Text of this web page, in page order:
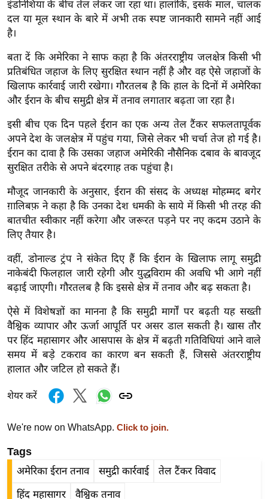
सा
ल
बे
मि
सा
ल
श
ख्सि
य
त
यं
ग
इं
डि
सा
हि
त्य
ज
ग
त
ऑ
टो
व
न्यू
ब्री
फ
म
इंडोनेशिया के बीच तेल लेकर जा रहा था। हालांकि, इसके माल, चालक
दल या मूल स्थान के बारे में अभी तक स्पष्ट जानकारी सामने नहीं आई
है।
बता दें कि अमेरिका ने साफ कहा है कि अंतरराष्ट्रीय जलक्षेत्र किसी भी
प्रतिबंधित जहाज के लिए सुरक्षित स्थान नहीं है और वह ऐसे जहाजों के
खिलाफ कार्रवाई जारी रखेगा। गौरतलब है कि हाल के दिनों में अमेरिका
और ईरान के बीच समुद्री क्षेत्र में तनाव लगातार बढ़ता जा रहा है।
इसी बीच एक दिन पहले ईरान का एक अन्य तेल टैंकर सफलतापूर्वक
अपने देश के जलक्षेत्र में पहुंच गया, जिसे लेकर भी चर्चा तेज हो गई है।
ईरान का दावा है कि उसका जहाज अमेरिकी नौसैनिक दबाव के बावजूद
सुरक्षित तरीके से अपने बंदरगाह तक पहुंचा है।
मौजूद जानकारी के अनुसार, ईरान की संसद के अध्यक्ष मोहम्मद बगेर
ग़ालिबफ़ ने कहा है कि उनका देश धमकी के साये में किसी भी तरह की
बातचीत स्वीकार नहीं करेगा और जरूरत पड़ने पर नए कदम उठाने के
लिए तैयार है।
वहीं, डोनाल्ड ट्रंप ने संकेत दिए हैं कि ईरान के खिलाफ लागू समुद्री
नाकेबंदी फिलहाल जारी रहेगी और युद्धविराम की अवधि भी आगे नहीं
बढ़ाई जाएगी। गौरतलब है कि इससे क्षेत्र में तनाव और बढ़ सकता है।
ऐसे में विशेषज्ञों का मानना है कि समुद्री मार्गों पर बढ़ती यह सख्ती
वैश्विक व्यापार और ऊर्जा आपूर्ति पर असर डाल सकती है। खास तौर
पर हिंद महासागर और आसपास के क्षेत्र में बढ़ती गतिविधियां आने वाले
समय में बड़े टकराव का कारण बन सकती हैं, जिससे अंतरराष्ट्रीय
हालात और जटिल हो सकते हैं।
शेयर करें
We're now on WhatsApp. Click to join.
Tags
अमेरिका ईरान तनाव समुद्री कार्रवाई तेल टैंकर विवाद
हिंद महासागर वैश्विक तनाव